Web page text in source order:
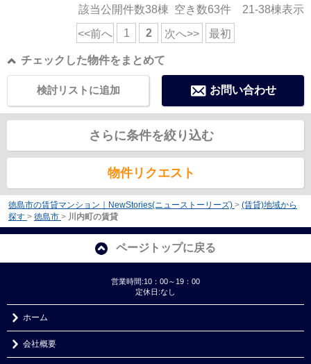
該当公開件数38棟 空き数63件 21-38棟表示
<<前へ 1 2 次へ>> 最初
チェックした物件をまとめて
お問い合わせ
検討リストに追加
さらに条件を絞り込む
物件リクエスト
徳島市の賃貸マンション｜NewStories(ニューストーリーズ) > (賃貸)地域から
探す > 徳島市 > 川内町の賃貸
ページトップに戻る
営業時間:10：00～19：00
定休日:なし
ホーム
会社概要